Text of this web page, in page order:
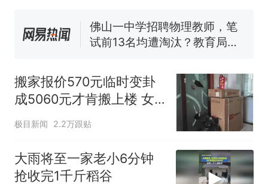
佛山一中学招聘物理教师，笔
试前13名均遭淘汰？教育局：
核查
搜，网友：天塌了！
热 那个在床头放菜刀的女孩，
因老师一句“跟我回家”改写了
人生
搬家报价570元临时变卦
成5060元才肯搬上楼 女
子傻眼
极目新闻 2.2万跟贴
大雨将至一家老小6分钟
抢收完1千斤稻谷